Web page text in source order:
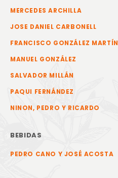
MERCEDES ARCHILLA
JOSE DANIEL CARBONELL
FRANCISCO GONZÁLEZ MARTÍN
MANUEL GONZÁLEZ
SALVADOR MILLÁN
PAQUI FERNÁNDEZ
NINON, PEDRO Y RICARDO
BEBIDAS
PEDRO CANO Y JOSÉ ACOSTA